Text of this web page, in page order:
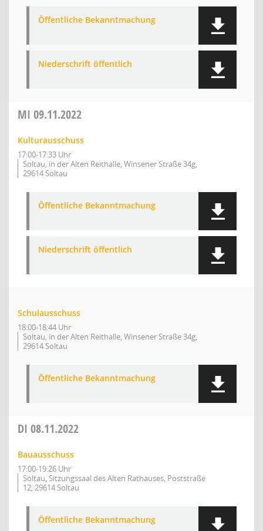
Öffentliche Bekanntmachung
Niederschrift öffentlich
MI 09.11.2022
Kulturausschuss
17:00-17:33 Uhr
Soltau, in der Alten Reithalle, Winsener Straße 34g,
29614 Soltau
Öffentliche Bekanntmachung
Niederschrift öffentlich
Schulausschuss
18:00-18:44 Uhr
Soltau, in der Alten Reithalle, Winsener Straße 34g,
29614 Soltau
Öffentliche Bekanntmachung
DI 08.11.2022
Bauausschuss
17:00-19:26 Uhr
Soltau, Sitzungssaal des Alten Rathauses, Poststraße
12, 29614 Soltau
Öffentliche Bekanntmachung